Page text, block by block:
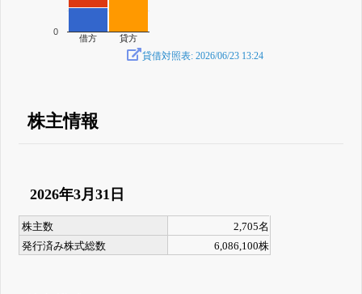
借方 貸方
0
貸借対照表: 2026/06/23 13:24
株主情報
2026年3月31日
株主数
2,705名
発行済み株式総数
6,086,100株